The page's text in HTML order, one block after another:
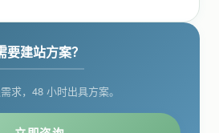
要建站方案？
求，48 小时出具方案。